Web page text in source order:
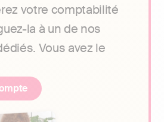
votre comptabilité
la à un de nos
Vous avez le